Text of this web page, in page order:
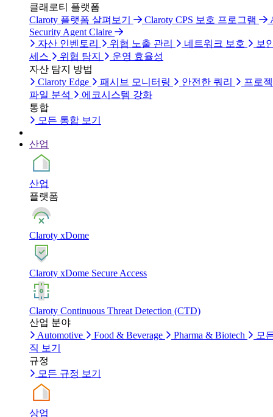
클래로티 플랫폼
Claroty 플랫폼 살펴보기
Claroty CPS 보호 프로그램
Security Agent Claire
자산 인벤토리
위협 노출 관리 네트워크 보호
보
세스
위협 탐지
운영 효율성
자산 탐지 방법
Claroty Edge
패시브 모니터링 안전한 쿼리
프로
파일 분석
에코시스템 강화
통합
모든 통합 보기
산업
산업
플랫폼
Claroty xDome
Claroty xDome Secure Access
Claroty Continuous Threat Detection (CTD)
산업 분야
Automotive
Food & Beverage Pharma & Biotech
모
직 보기
규정
모든 규정 보기
상업